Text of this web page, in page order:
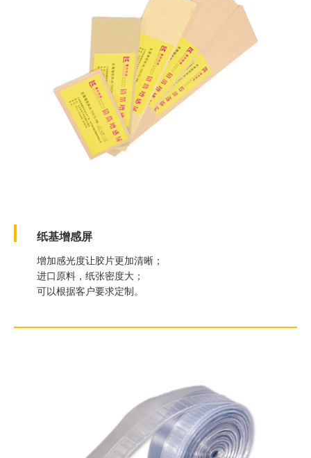
纸基增感屏
增加感光度让胶片更加清晰；
进口原料，纸张密度大；
可以根据客户要求定制。